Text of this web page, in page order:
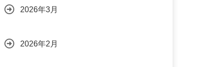
2026年3月
2026年2月